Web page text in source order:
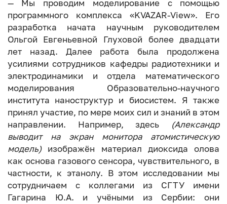
— Мы проводим моделирование с помощью
программного комплекса «KVAZAR-View». Его
разработка начата научным руководителем
Ольгой Евгеньевной Глуховой более двадцати
лет назад. Далее работа была продолжена
усилиями сотрудников кафедры радиотехники и
электродинамики и отдела математического
моделирования Образовательно-научного
института наноструктур и биосистем. Я также
принял участие, по мере моих сил и знаний в этом
направлении. Например, здесь (Александр
выводит на экран монитора атомистическую
модель)изображён материал диоксида олова
как основа газового сенсора, чувствительного, в
частности, к этанолу. В этом исследовании мы
сотрудничаем с коллегами из СГТУ имени
Гагарина Ю.А. и учёными из Сербии: они